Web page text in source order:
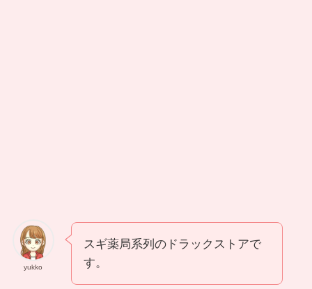
yukko
スギ薬局系列のドラックストアで
す。